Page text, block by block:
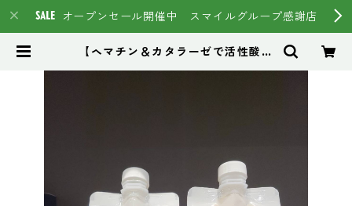
オープンセール開催中 スマイルグループ感謝店
【ヘマチン＆カタラーゼで活性酸素